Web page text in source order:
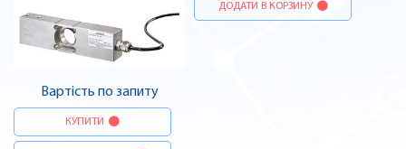
Вартість по запиту
КУПИТИ
ДОДАТИ В КОРЗИНУ